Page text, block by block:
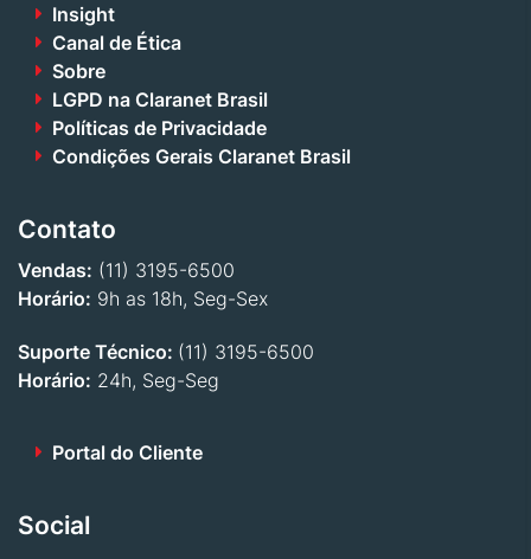
Insight
Canal de Ética
Sobre
LGPD na Claranet Brasil
Políticas de Privacidade
Condições Gerais Claranet Brasil
Contato
Vendas: (11) 3195-6500
Horário: 9h as 18h, Seg-Sex
Suporte Técnico: (11) 3195-6500
Horário: 24h, Seg-Seg
Portal do Cliente
Social